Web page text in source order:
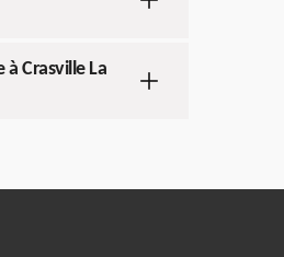
Crasville La